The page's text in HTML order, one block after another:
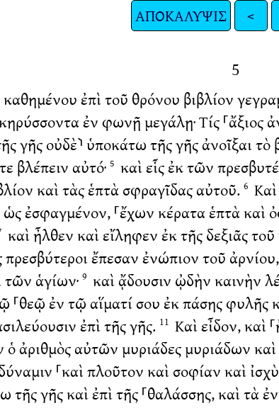
ΑΠΟΚΑΛΥΨΙΣ <
5
καθημένου ἐπὶ τοῦ θρόνου βιβλίον
ἐν φωνῇ μεγάλῃ· Τίς ⸀ἄξιος
γῆς οὐδὲ⸃ ὑποκάτω τῆς γῆς ἀνοῖξαι τὸ
βλέπειν αὐτό· 5 καὶ εἷς ἐκ τῶν
καὶ τὰς ἑπτὰ σφραγῖδας αὐτοῦ. 6
ἐσφαγμένον, ⸀ἔχων κέρατα ἑπτὰ καὶ
καὶ ἦλθεν καὶ εἴληφεν ἐκ τῆς δεξιᾶς
πρεσβύτεροι ἔπεσαν ἐνώπιον τοῦ
τῶν ἁγίων· 9 καὶ ᾄδουσιν ᾠδὴν καινὴν
⸀θεῷ ἐν τῷ αἵματί σου ἐκ πάσης φυλῆς
ἐπὶ τῆς γῆς. 11 Καὶ εἶδον,
ἀριθμὸς αὐτῶν μυριάδες μυριάδων καὶ
⸀καὶ πλοῦτον καὶ σοφίαν καὶ
τῆς γῆς καὶ ἐπὶ τῆς ⸀θαλάσσης, καὶ